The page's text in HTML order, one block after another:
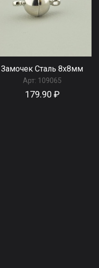
Замочек Сталь 8x8мм
Арт: 109065
179.90 ₽